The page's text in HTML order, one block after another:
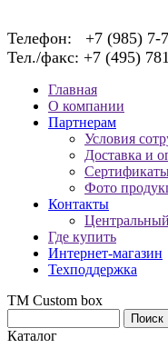
Телефон: +7 (985) 7-
Тел./факс: +7 (495)
Главная
О компании
Партнерам
Условия
Доставка и
Фото
Контакты
Где купить
Интернет-магазин
Техподдержка
TM Custom box
Каталог